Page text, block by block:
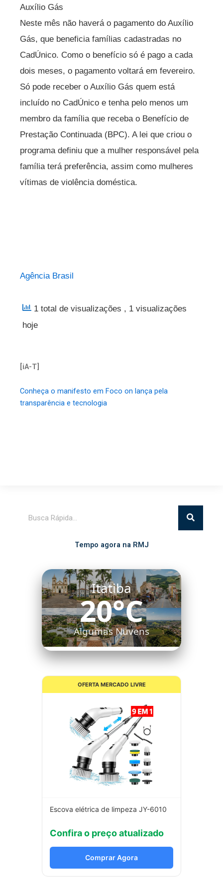
Auxílio Gás
Neste mês não haverá o pagamento do Auxílio
Gás, que beneficia famílias cadastradas no
CadÚnico. Como o benefício só é pago a cada
dois meses, o pagamento voltará em fevereiro.
Só pode receber o Auxílio Gás quem está
incluído no CadÚnico e tenha pelo menos um
membro da família que receba o Benefício de
Prestação Continuada (BPC). A lei que criou o
programa definiu que a mulher responsável pela
família terá preferência, assim como mulheres
vítimas de violência doméstica.
Agência Brasil
1 total de visualizações , 1 visualizações
hoje
[iA-T]
Conheça o manifesto em Foco on lança pela
transparência e tecnologia
Tempo agora na RMJ
Itatiba
20°C
Algumas Nuvens
OFERTA MERCADO LIVRE
Escova elétrica de limpeza JY-6010
Confira o preço atualizado
Comprar Agora